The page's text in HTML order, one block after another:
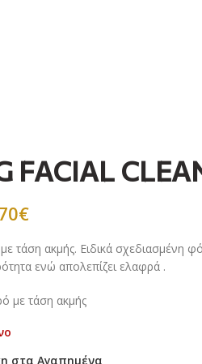
FACIAL
€
τάση ακμής. Ειδικά σχεδιασμένη
ενώ απολεπίζει ελαφρά .
με τάση ακμής
στα Αγαπημένα